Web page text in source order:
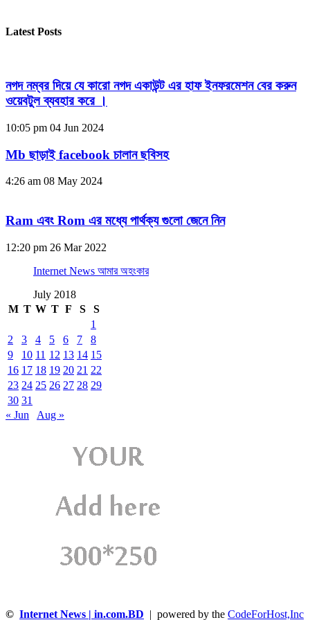
Latest Posts
নগদ নম্বর দিয়ে যে কারো নগদ একাউন্ট এর হাফ ইনফরমেশন বের করুন
ওয়েবটুল ব্যবহার করে ।
10:05 pm 04 Jun 2024
Mb ছাড়াই facebook চালান ছবিসহ
4:26 am 08 May 2024
Ram এবং Rom এর মধ্যে পার্থক্য গুলো জেনে নিন
12:20 pm 26 Mar 2022
Internet News আমার অহংকার
July 2018
M T W T F S
S
1
2
3 4 5 6 7
8
9
10 11 12 13 14 15
16 17 18 19 20 21 22
23 24 25 26 27 28 29
30 31
« Jun
Aug »
© Internet News | in.com.BD | powered by the CodeForHost,Inc